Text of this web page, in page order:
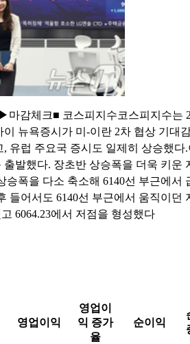
감체크■ 코스피지수코스피지수는
뉴욕증시가 미-이란 2차 협상 기대
유럽 주요국 증시도 일제히 상승했다.
출발했다. 장초반 상승폭을 더욱 키운
승폭을 다소 축소해 6140선 부근에서
들어서도 6140선 부근에서 움직이던
6064.23에서 저점을 형성했다
영업이익
영업이
익 증가
율
순이익